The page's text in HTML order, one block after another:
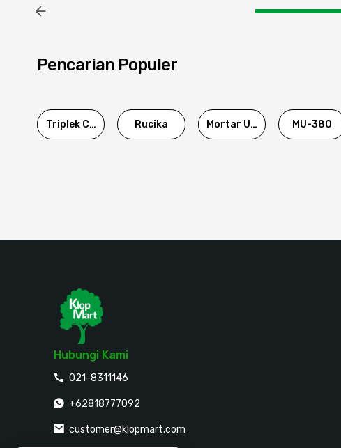
Pencarian Populer
Triplek Cor Rucika Mortar Utama MU-380
Hubungi Kami
021-8311146
+62818777092
customer@klopmart.com